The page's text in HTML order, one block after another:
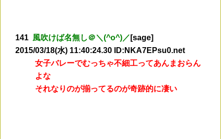
141 風吹けば名無し＠＼(^o^)／ [sage]
2015/03/18(水) 11:40:24.30 ID:NKA7EPsu0.net
女子バレーでむっちゃ不細工ってあんまおらん
よな
それなりのが揃ってるのが奇跡的に凄い